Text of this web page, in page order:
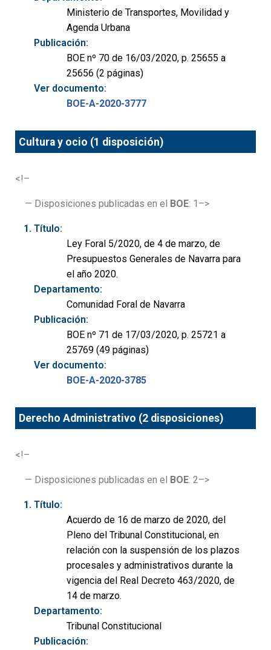
Ministerio de Transportes, Movilidad y
Agenda Urbana
Publicación:
BOE nº 70 de 16/03/2020, p. 25655 a
25656 (2 páginas)
Ver documento:
BOE-A-2020-3777
Cultura y ocio (1 disposición)
<!–
— Disposiciones publicadas en el BOE: 1–>
Título:
Ley Foral 5/2020, de 4 de marzo, de
Presupuestos Generales de Navarra para
el año 2020.
Departamento:
Comunidad Foral de Navarra
Publicación:
BOE nº 71 de 17/03/2020, p. 25721 a
25769 (49 páginas)
Ver documento:
BOE-A-2020-3785
Derecho Administrativo (2 disposiciones)
<!–
— Disposiciones publicadas en el BOE: 2–>
Título:
Acuerdo de 16 de marzo de 2020, del
Pleno del Tribunal Constitucional, en
relación con la suspensión de los plazos
procesales y administrativos durante la
vigencia del Real Decreto 463/2020, de
14 de marzo.
Departamento:
Tribunal Constitucional
Publicación: